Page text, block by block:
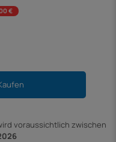
€
voraussichtlich zwischen